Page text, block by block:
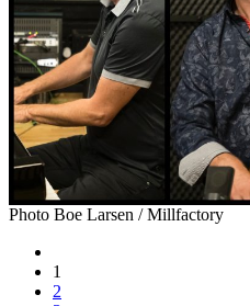
Photo Boe Larsen / Millfactory
Posts
navigation
1
2